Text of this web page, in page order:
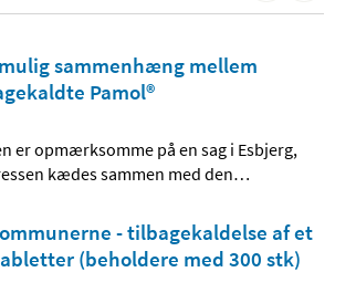
sammenhæng mellem
Pamol®
er opmærksomme på en sag i Esbjerg,
kædes sammen med den…
- tilbagekaldelse af et
(beholdere med 300 stk)